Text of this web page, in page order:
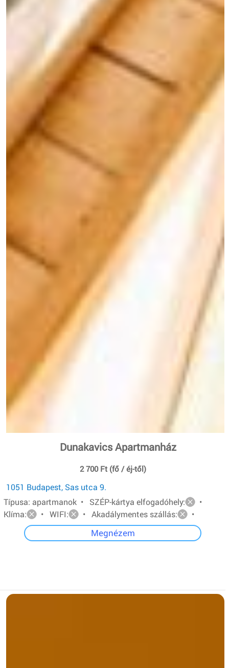
Dunakavics Apartmanház
2 700 Ft (fő / éj-től)
1051 Budapest, Sas utca 9.
Típusa: apartmanok • SZÉP-kártya elfogadóhely:
•
Klíma:
• WIFI: • Akadálymentes szállás: •
Megnézem